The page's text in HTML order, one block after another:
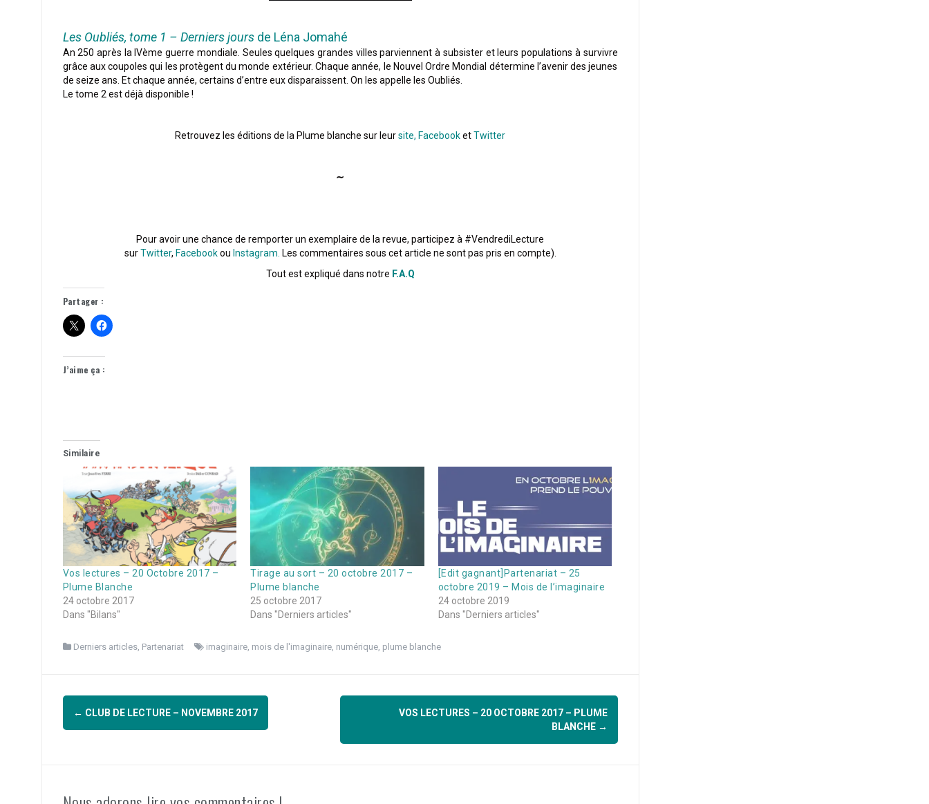
Les Oubliés, tome 1 – Derniers jours de Léna Jomahé
An 250 après la IVème guerre mondiale. Seules quelques grandes villes parviennent à subsister et leurs populations à survivre
grâce aux coupoles qui les protègent du monde extérieur. Chaque année, le Nouvel Ordre Mondial détermine l’avenir des jeunes
de seize ans. Et chaque année, certains d’entre eux disparaissent. On les appelle les Oubliés.
Le tome 2 est déjà disponible !
Retrouvez les éditions de la Plume blanche sur leursite, FacebooketTwitter
∼
Pour avoir une chance de remporter un exemplaire de la revue, participez à #VendrediLecture
surTwitter, Facebookou Instagram. Les commentaires sous cet article ne sont pas pris en compte).
Tout est expliqué dans notre F.A.Q
Partager :
J’aime ça :
Similaire
Vos lectures – 20 Octobre 2017 –
Plume Blanche
24 octobre 2017
Dans "Bilans"
Tirage au sort – 20 octobre 2017 –
Plume blanche
25 octobre 2017
Dans "Derniers articles"
[Edit gagnant]Partenariat – 25
octobre 2019 – Mois de l’imaginaire
24 octobre 2019
Dans "Derniers articles"
Derniers articles, Partenariat imaginaire, mois de l'imaginaire, numérique, plume blanche
Navigation
d'article
← CLUB DE LECTURE – NOVEMBRE 2017
VOS LECTURES – 20 OCTOBRE 2017 – PLUME
BLANCHE →